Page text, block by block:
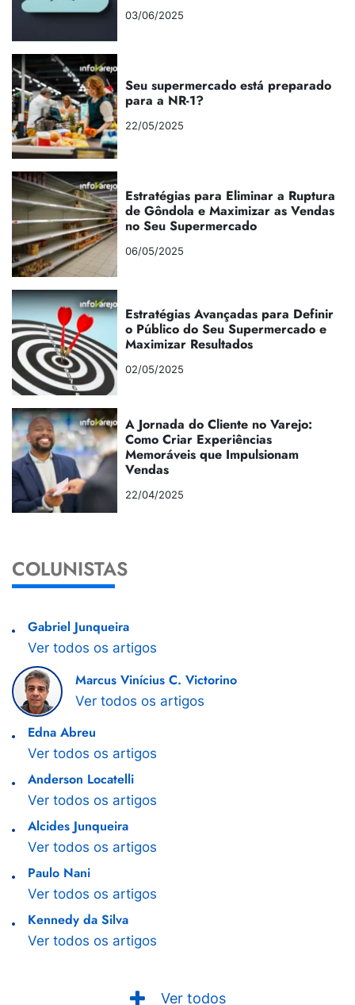
03/06/2025
Seu supermercado está preparado
para a NR-1?
22/05/2025
Estratégias para Eliminar a Ruptura
de Gôndola e Maximizar as Vendas
no Seu Supermercado
06/05/2025
Estratégias Avançadas para Definir
o Público do Seu Supermercado e
Maximizar Resultados
02/05/2025
A Jornada do Cliente no Varejo:
Como Criar Experiências
Memoráveis que Impulsionam
Vendas
22/04/2025
COLUNISTAS
Gabriel Junqueira
Ver todos os artigos
Marcus Vinícius C. Victorino
Ver todos os artigos
Edna Abreu
Ver todos os artigos
Anderson Locatelli
Ver todos os artigos
Alcides Junqueira
Ver todos os artigos
Paulo Nani
Ver todos os artigos
Kennedy da Silva
Ver todos os artigos
Ver todos